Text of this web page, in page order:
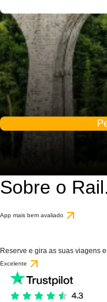
Sobre o
App mais bem avaliado
Reserve e gira as suas viagens
Excelente